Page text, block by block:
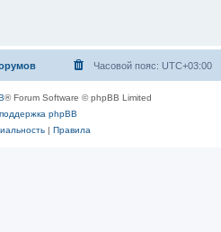
Часовой пояс: UTC+03:00
® Forum Software © phpBB Limited
phpBB
| Правила